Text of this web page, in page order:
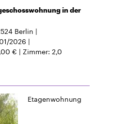
in der
Berlin
2026
€ Zimmer 2,0
Etagenwohnung